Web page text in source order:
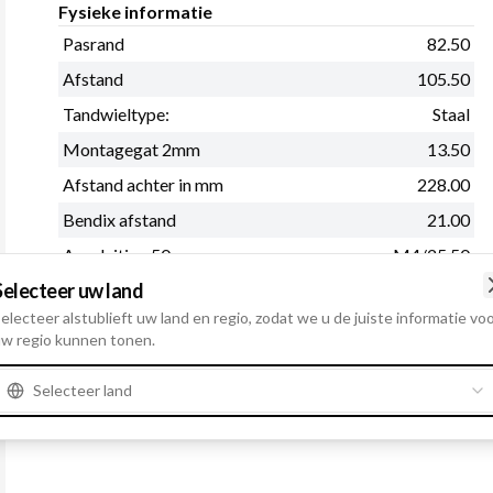
Fysieke informatie
Pasrand
82.50
Afstand
105.50
Tandwieltype:
Staal
Montagegat 2mm
13.50
Afstand achter in mm
228.00
Bendix afstand
21.00
Aansluiting 50
M4/25.50
B+
Draairichting
Rechtsom
Zie meer
uw land
alstublieft uw land en regio, zodat we u de juiste informatie
regio kunnen tonen.
Selecteer land